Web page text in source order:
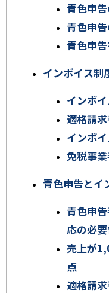
青色申
青色申
青色申
インボイス制
インボ
適格請
インボ
免税事
青色申告とイ
青色申
応の必
売上が
点
適格請